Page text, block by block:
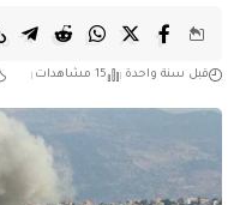
قبل سنة واحدة 15 مشاهدات